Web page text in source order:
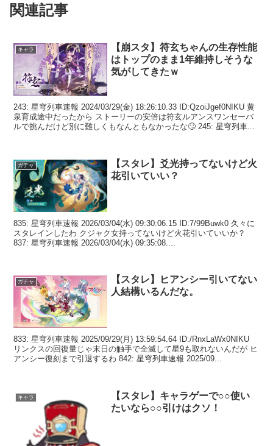
関連記事
キャラ
【崩スタ】符玄ちゃんの生存性能
はトップのまま1年維持しそうな
気がしてきたｗ
243: 星穹列車速報 2024/03/29(金) 18:26:10.33 ID:QzoiJgef0NIKU 黄
泉育成途中だったから ストーリーの安倍は符玄ルアンスワンセーバ
ルで挑んだけど別に難しくもなんともなかったな🙄 245: 星穹列車...
ガチャ
【スタレ】爻光持ってないけど火
花引いていい？
835: 星穹列車速報 2026/03/04(水) 09:30:06.15 ID:7/99Buwk0 久々に
スタレインしたわ クジャク女持ってないけど火花引いていいか？
837: 星穹列車速報 2026/03/04(水) 09:35:08....
ガチャ
【スタレ】ヒアンシー引いてない
人結構いるんだな。
833: 星穹列車速報 2025/09/29(月) 13:59:54.64 ID:/RnxLaWx0NIKU
リンクスの回復量じゃ末日の触手で全滅して星9も取れないんだが ヒ
アンシー復刻まで引退するわ 842: 星穹列車速報 2025/09...
キャラ
【スタレ】キャラゲーで○○使い
たいなら○○引けはクソ！